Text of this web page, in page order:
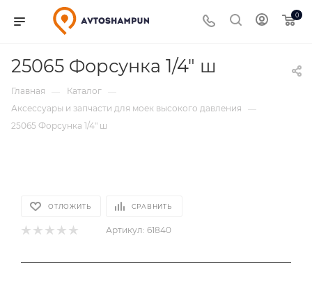
0
25065 Форсунка 1/4" ш
Главная — Каталог —
Аксессуары и запчасти для моек высокого давления
—
25065 Форсунка 1/4" ш
ОТЛОЖИТЬ СРАВНИТЬ
Артикул: 61840